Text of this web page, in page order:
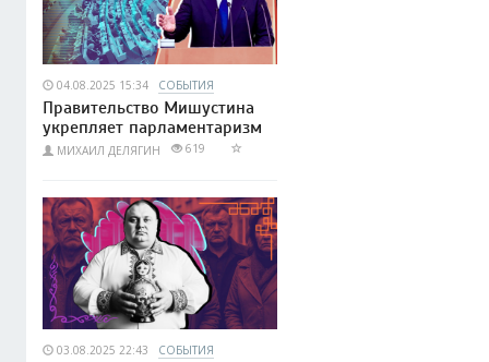
04.08.2025 15:34 СОБЫТИЯ
Правительство Мишустина
укрепляет парламентаризм
МИХАИЛ ДЕЛЯГИН 619
03.08.2025 22:43 СОБЫТИЯ